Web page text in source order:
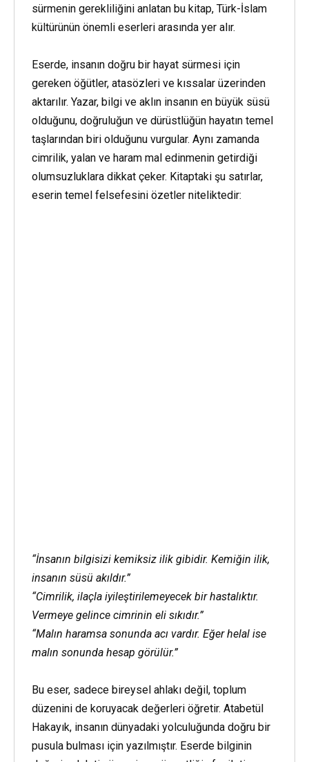
sürmenin gerekliliğini anlatan bu kitap, Türk-İslam
kültürünün önemli eserleri arasında yer alır.
Eserde, insanın doğru bir hayat sürmesi için
gereken öğütler, atasözleri ve kıssalar üzerinden
aktarılır. Yazar, bilgi ve aklın insanın en büyük süsü
olduğunu, doğruluğun ve dürüstlüğün hayatın temel
taşlarından biri olduğunu vurgular. Aynı zamanda
cimrilik, yalan ve haram mal edinmenin getirdiği
olumsuzluklara dikkat çeker. Kitaptaki şu satırlar,
eserin temel felsefesini özetler niteliktedir:
“İnsanın bilgisizi kemiksiz ilik gibidir. Kemiğin ilik,
insanın süsü akıldır.”
“Cimrilik, ilaçla iyileştirilemeyecek bir hastalıktır.
Vermeye gelince cimrinin eli sıkıdır.”
“Malın haramsa sonunda acı vardır. Eğer helal ise
malın sonunda hesap görülür.”
Bu eser, sadece bireysel ahlakı değil, toplum
düzenini de koruyacak değerleri öğretir. Atabetül
Hakayık, insanın dünyadaki yolculuğunda doğru bir
pusula bulması için yazılmıştır. Eserde bilginin